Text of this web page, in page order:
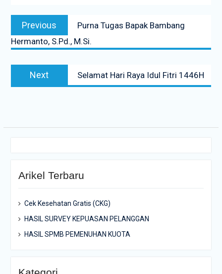
Navigasi
posPrevious
post:
Purna Tugas Bapak Bambang
Hermanto, S.Pd., M.Si.
Next
post:
Selamat Hari Raya Idul Fitri 1446H
Arikel Terbaru
Cek Kesehatan Gratis (CKG)
HASIL SURVEY KEPUASAN PELANGGAN
HASIL SPMB PEMENUHAN KUOTA